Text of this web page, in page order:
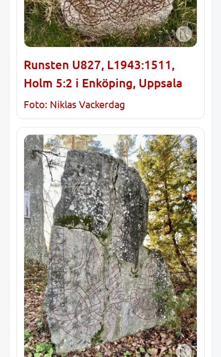
Runsten U827, L1943:1511,
Holm 5:2 i Enköping, Uppsala
Foto: Niklas Vackerdag